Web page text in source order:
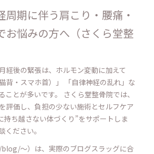
周期に伴う肩こり・腰痛・
お悩みの方へ（さくら堂整
経後の緊張は、ホルモン変動に加えて
背・スマホ首）」 「自律神経の乱れ」な
ことが多いです。 さくら堂整骨院では、
評価し、負担の少ない施術とセルフケア
持ち越さない体づくり”をサポートしま
ください。
〜）は、実際のブログスラッグに合